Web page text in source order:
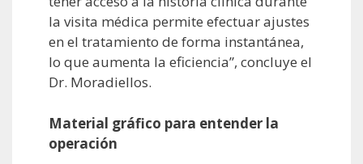
la visita médica permite efectuar ajustes
en el tratamiento de forma instantánea,
lo que aumenta la eficiencia”, concluye el
Dr. Moradiellos.
Material gráfico para entender la
operación